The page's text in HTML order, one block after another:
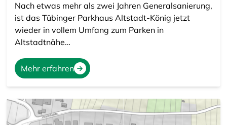
Nach etwas mehr als zwei Jahren Generalsanierung,
ist das Tübinger Parkhaus Altstadt-König jetzt
wieder in vollem Umfang zum Parken in
Altstadtnähe…
Mehr erfahren